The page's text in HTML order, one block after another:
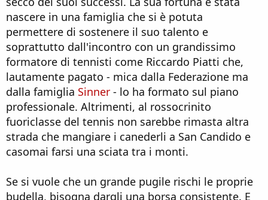
nascere in una famiglia che si è potuta
permettere di sostenere il suo talento e
soprattutto dall'incontro con un grandissimo
formatore di tennisti come Riccardo Piatti che,
lautamente pagato - mica dalla Federazione ma
dalla famiglia Sinner - lo ha formato sul piano
professionale. Altrimenti, al rossocrinito
fuoriclasse del tennis non sarebbe rimasta altra
strada che mangiare i canederli a San Candido e
casomai farsi una sciata tra i monti.
Se si vuole che un grande pugile rischi le proprie
budella, bisogna dargli una borsa consistente. E